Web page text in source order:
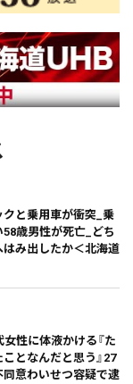
クと乗用車が衝突_乗
歳男性が死亡_どち
み出したか＜北海道
性に体液かける『た
となんだと思う』27
意わいせつ容疑で逮